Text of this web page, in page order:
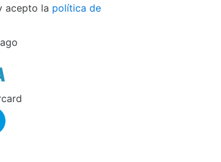
acepto la política de